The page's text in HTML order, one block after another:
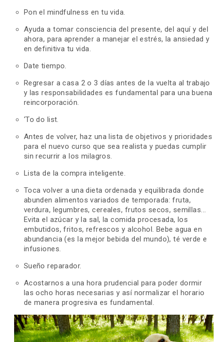
Pon el mindfulness en tu vida.
Ayuda a tomar consciencia del presente, del aquí y del
ahora, para aprender a manejar el estrés, la ansiedad y
en definitiva tu vida.
Date tiempo.
Regresar a casa 2 o 3 días antes de la vuelta al trabajo
y las responsabilidades es fundamental para una buena
reincorporación.
‘To do list.
Antes de volver, haz una lista de objetivos y prioridades
para el nuevo curso que sea realista y puedas cumplir
sin recurrir a los milagros.
Lista de la compra inteligente.
Toca volver a una dieta ordenada y equilibrada donde
abunden alimentos variados de temporada: fruta,
verdura, legumbres, cereales, frutos secos, semillas...
Evita el azúcar y la sal, la comida procesada, los
embutidos, fritos, refrescos y alcohol. Bebe agua en
abundancia (es la mejor bebida del mundo), té verde e
infusiones.
Sueño reparador.
Acostarnos a una hora prudencial para poder dormir
las ocho horas necesarias y así normalizar el horario
de manera progresiva es fundamental.